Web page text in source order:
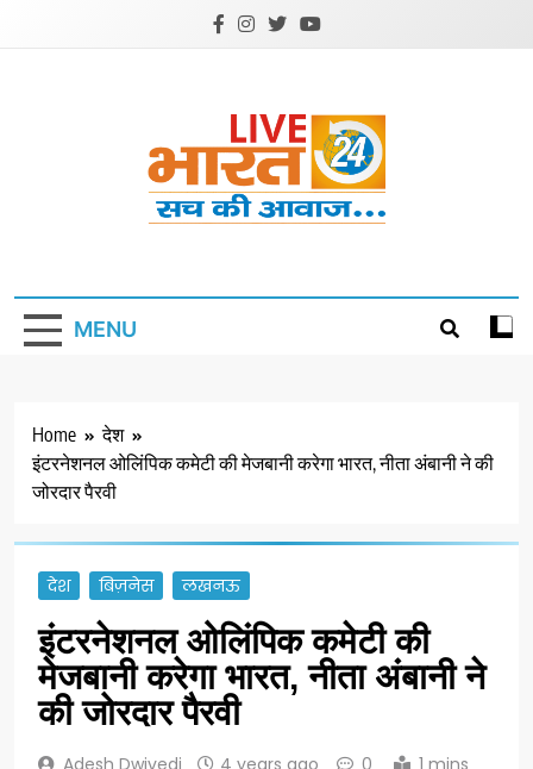
MENU
Home
देश
इंटरनेशनल ओलिंपिक कमेटी की मेजबानी करेगा भारत, नीता अंबानी ने की
जोरदार पैरवी
देश बिज़नेस लखनऊ
इंटरनेशनल ओलिंपिक कमेटी की
मेजबानी करेगा भारत, नीता अंबानी ने
की जोरदार पैरवी
Adesh Dwivedi 4 years ago 0 1 mins